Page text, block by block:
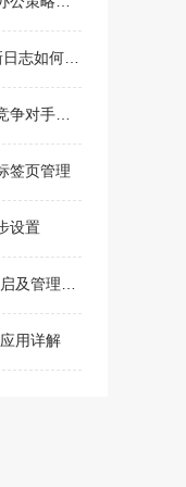
如何查看
手是谁
签页管理
设置
管理方法
用详解